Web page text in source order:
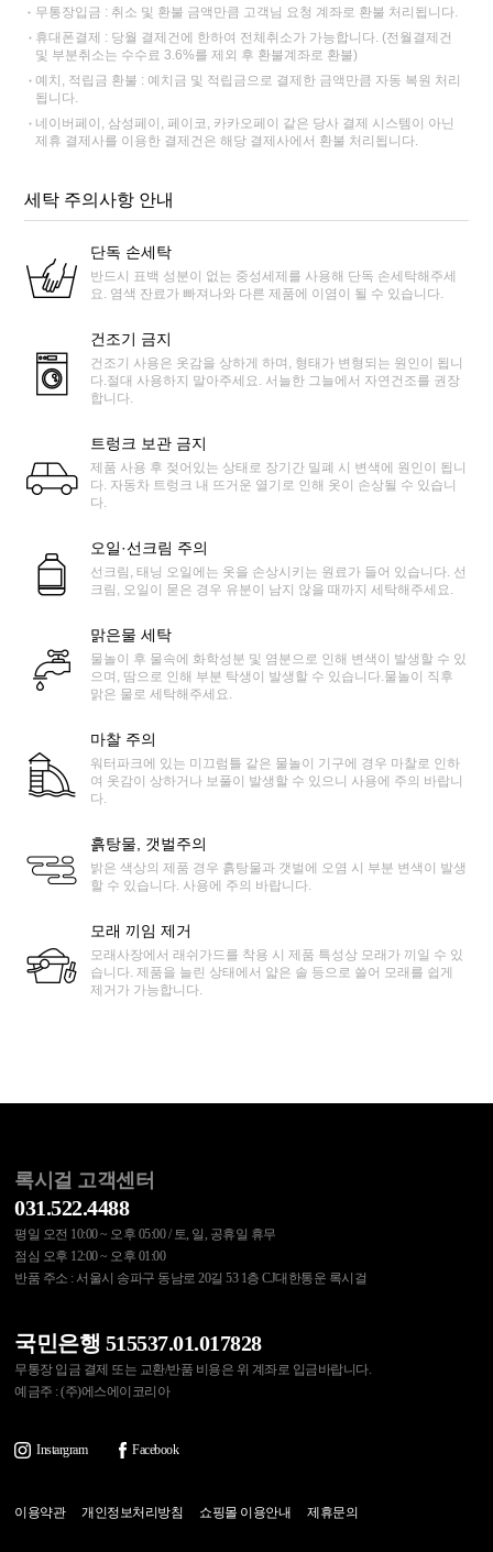
무통장입금 : 취소 및 환불 금액만큼 고객님 요청 계좌로 환불 처리됩니다.
휴대폰결제 : 당월 결제건에 한하여 전체취소가 가능합니다. (전월결제건
및 부분취소는 수수료 3.6%를 제외 후 환불계좌로 환불)
예치, 적립금 환불 : 예치금 및 적립금으로 결제한 금액만큼 자동 복원 처리
됩니다.
네이버페이, 삼성페이, 페이코, 카카오페이 같은 당사 결제 시스템이 아닌
제휴 결제사를 이용한 결제건은 해당 결제사에서 환불 처리됩니다.
세탁 주의사항 안내
단독 손세탁
반드시 표백 성분이 없는 중성세제를 사용해 단독 손세탁해주세
요. 염색 잔료가 빠져나와 다른 제품에 이염이 될 수 있습니다.
건조기 금지
건조기 사용은 옷감을 상하게 하며, 형태가 변형되는 원인이 됩니
다.절대 사용하지 말아주세요. 서늘한 그늘에서 자연건조를 권장
합니다.
트렁크 보관 금지
제품 사용 후 젖어있는 상태로 장기간 밀폐 시 변색에 원인이 됩니
다. 자동차 트렁크 내 뜨거운 열기로 인해 옷이 손상될 수 있습니
다.
오일·선크림 주의
선크림, 태닝 오일에는 옷을 손상시키는 원료가 들어 있습니다. 선
크림, 오일이 묻은 경우 유분이 남지 않을 때까지 세탁해주세요.
맑은물 세탁
물놀이 후 물속에 화학성분 및 염분으로 인해 변색이 발생할 수 있
으며, 땀으로 인해 부분 탁생이 발생할 수 있습니다.물놀이 직후
맑은 물로 세탁해주세요.
마찰 주의
워터파크에 있는 미끄럼틀 같은 물놀이 기구에 경우 마찰로 인하
여 옷감이 상하거나 보풀이 발생할 수 있으니 사용에 주의 바랍니
다.
흙탕물, 갯벌주의
밝은 색상의 제품 경우 흙탕물과 갯벌에 오염 시 부분 변색이 발생
할 수 있습니다. 사용에 주의 바랍니다.
모래 끼임 제거
모래사장에서 래쉬가드를 착용 시 제품 특성상 모래가 끼일 수 있
습니다. 제품을 늘린 상태에서 얇은 솔 등으로 쓸어 모래를 쉽게
제거가 가능합니다.
록시걸 고객센터
031.522.4488
평일 오전 10:00 ~ 오후 05:00 / 토, 일, 공휴일 휴무
점심 오후 12:00 ~ 오후 01:00
반품 주소 : 서울시 송파구 동남로 20길 53 1층 CJ대한통운 록시걸
국민은행 515537.01.017828
무통장 입금 결제 또는 교환/반품 비용은 위 계좌로 입금바랍니다.
예금주 : (주)에스에이코리아
Instargram Facebook
이용약관 개인정보처리방침 쇼핑몰 이용안내 제휴문의